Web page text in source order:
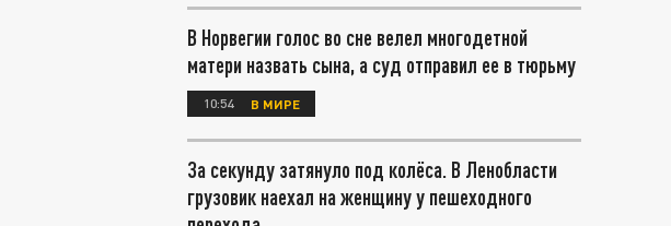
В Норвегии голос во сне велел многодетной
матери назвать сына, а суд отправил ее в тюрьму
10:54 В МИРЕ
За секунду затянуло под колёса. В Ленобласти
грузовик наехал на женщину у пешеходного